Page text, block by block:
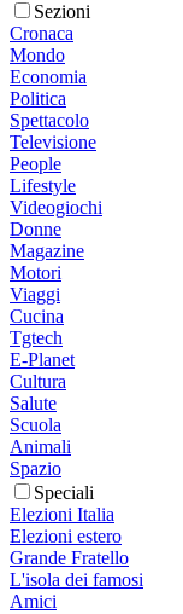
Sezioni
Cronaca
Mondo
Economia
Politica
Spettacolo
Televisione
People
Lifestyle
Videogiochi
Donne
Magazine
Motori
Viaggi
Cucina
Tgtech
E-Planet
Cultura
Salute
Scuola
Animali
Spazio
Speciali
Elezioni Italia
Elezioni estero
Grande Fratello
L'isola dei famosi
Amici